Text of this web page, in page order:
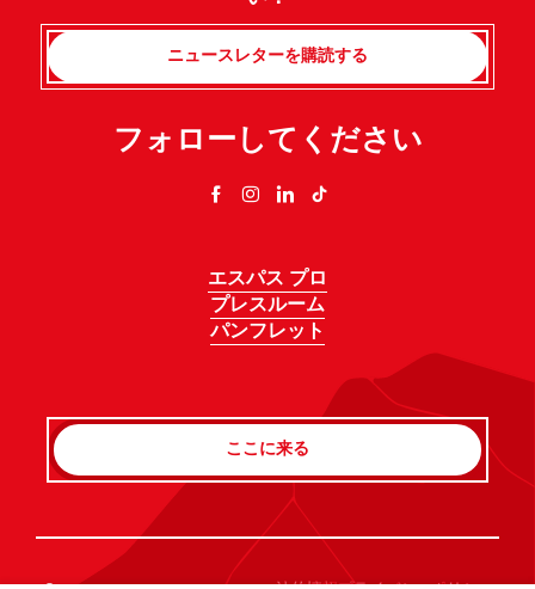
ニュースレターを購読する
フォローしてください
エスパス プロ
プレスルーム
パンフレット
ここに来る